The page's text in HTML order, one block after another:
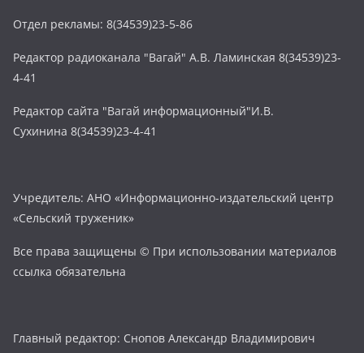
Отдел рекламы: 8(34539)23-5-86
Редактор радиоканала "Вагай" А.В. Ламинская 8(34539)23-
4-41
Редактор сайта "Вагай информационный"И.В.
Сухинина 8(34539)23-4-41
Учредитель: АНО «Информационно-издательский центр
«Сельский труженик»
Все права защищены © При использовании материалов
ссылка обязательна
Главный редактор: Снопов Александр Владимирович